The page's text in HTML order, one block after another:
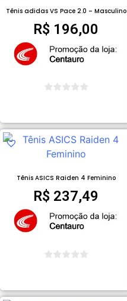
Tênis adidas VS Pace 2.0 – Masculino
R$ 196,00
Tênis ASICS Raiden 4 Feminino
R$ 237,49